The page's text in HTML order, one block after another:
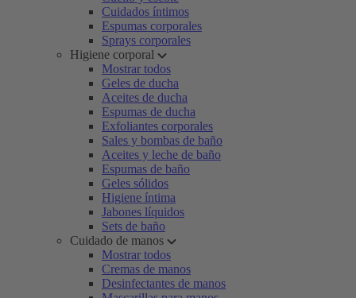
Cuidados íntimos
Espumas corporales
Sprays corporales
Higiene corporal
Mostrar todos
Geles de ducha
Aceites de ducha
Espumas de ducha
Exfoliantes corporales
Sales y bombas de baño
Aceites y leche de baño
Espumas de baño
Geles sólidos
Higiene íntima
Jabones líquidos
Sets de baño
Cuidado de manos
Mostrar todos
Cremas de manos
Desinfectantes de manos